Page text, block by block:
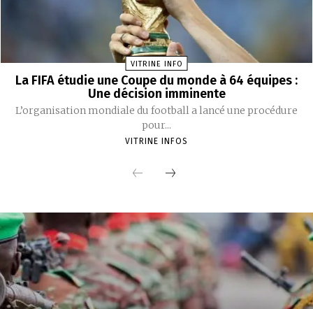
VITRINE INFO
La FIFA étudie une Coupe du monde à 64 équipes :
Une décision imminente
L’organisation mondiale du football a lancé une procédure
pour...
VITRINE INFOS